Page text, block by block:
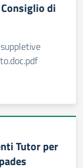
di
Tutor per